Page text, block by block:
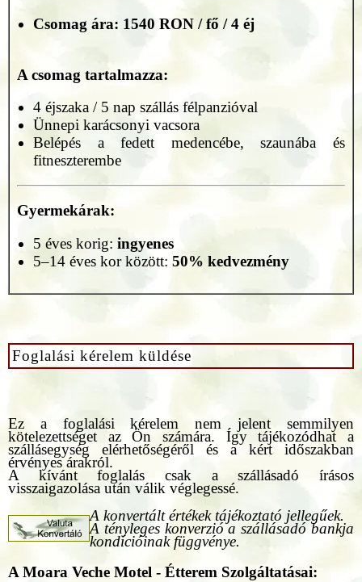
Csomag ára: 1540 RON / fő / 4 éj
A csomag tartalmazza:
4 éjszaka / 5 nap szállás félpanzióval
Ünnepi karácsonyi vacsora
Belépés a fedett medencébe, szaunába és
fitneszterembe
Gyermekárak:
5 éves korig: ingyenes
5–14 éves kor között: 50% kedvezmény
Foglalási kérelem küldése
Ez a foglalási kérelem nem jelent semmilyen
kötelezettséget az Ön számára. Így tájékozódhat a
szállásegység elérhetőségéről és a kért időszakban
érvényes árakról.
A kívánt foglalás csak a szállásadó írásos
visszaigazolása után válik véglegessé.
A konvertált értékek tájékoztató jellegűek.
A tényleges konverzió a szállásadó bankja
kondícióinak függvénye.
A Moara Veche Motel - Étterem Szolgáltatásai: